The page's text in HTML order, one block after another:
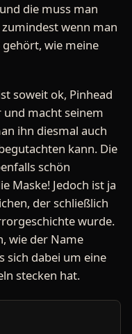
die muss man
wenn man
wie meine
soweit ok, Pinhead
macht seinem
ihn diesmal auch
kann. Die
schön
Maske! Jedoch ist ja
der schließlich
wurde.
wie der Name
sich dabei um eine
stecken hat.